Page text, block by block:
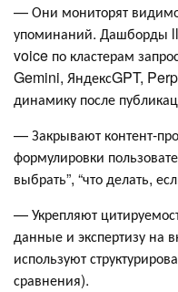
— Они мониторят
упоминаний. Дашборды
voice по кластерам
Gemini, ЯндексGPT,
динамику после
— Закрывают контент-
формулировки
выбрать”, “что делать,
— Укрепляют
данные и экспертизу на
используют
сравнения).